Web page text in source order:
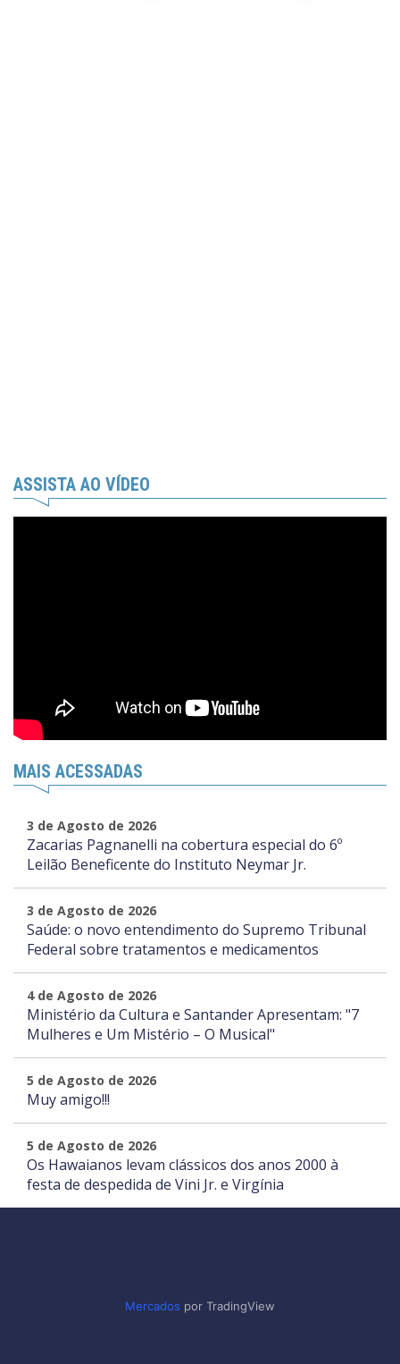
ASSISTA AO VÍDEO
MAIS ACESSADAS
3 de Agosto de 2026
Zacarias Pagnanelli na cobertura especial do 6º
Leilão Beneficente do Instituto Neymar Jr.
3 de Agosto de 2026
Saúde: o novo entendimento do Supremo Tribunal
Federal sobre tratamentos e medicamentos
4 de Agosto de 2026
Ministério da Cultura e Santander Apresentam: "7
Mulheres e Um Mistério – O Musical"
5 de Agosto de 2026
Muy amigo!!!
5 de Agosto de 2026
Os Hawaianos levam clássicos dos anos 2000 à
festa de despedida de Vini Jr. e Virgínia
Mercados por TradingView